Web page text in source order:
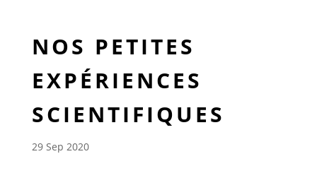
NOS PETITES
EXPÉRIENCES
SCIENTIFIQUES
29 Sep 2020